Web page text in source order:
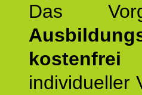
Das
kostenfrei
individueller